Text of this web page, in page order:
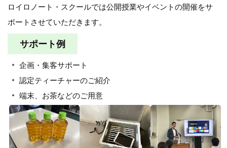
ロイロノート・スクールでは公開授業やイベントの開催をサ
ポートさせていただきます。
サポート例
企画・集客サポート
認定ティーチャーのご紹介
端末、お茶などのご用意